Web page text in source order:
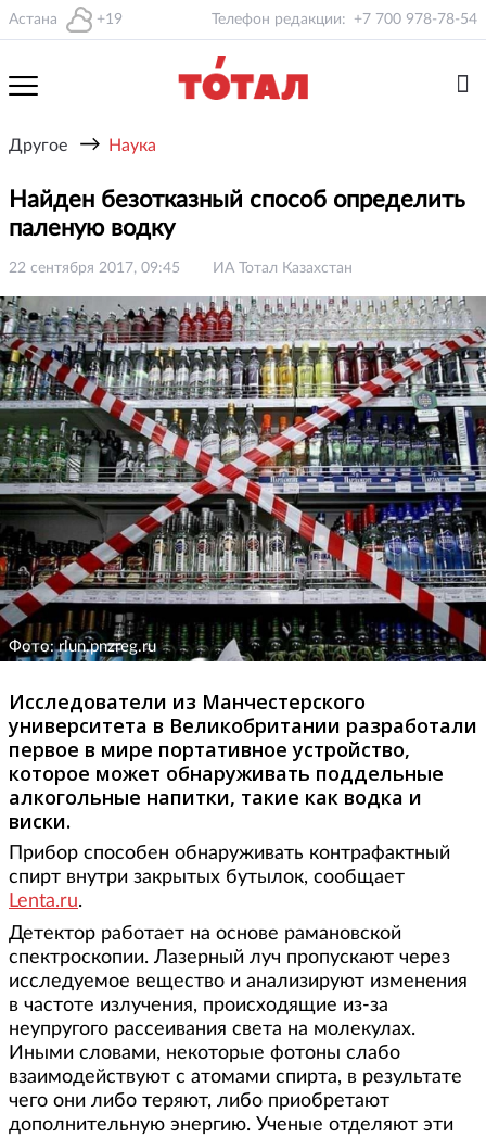
Астана +19 Телефон редакции: +7 700 978-78-54
Другое → Наука
Найден безотказный способ определить
паленую водку
22 сентября 2017, 09:45 ИА Тотал Казахстан
Фото: rlun.pnzreg.ru
Исследователи из Манчестерского
университета в Великобритании разработали
первое в мире портативное устройство,
которое может обнаруживать поддельные
алкогольные напитки, такие как водка и
виски.
Прибор способен обнаруживать контрафактный
спирт внутри закрытых бутылок, сообщает
Lenta.ru.
Детектор работает на основе рамановской
спектроскопии. Лазерный луч пропускают через
исследуемое вещество и анализируют изменения
в частоте излучения, происходящие из-за
неупругого рассеивания света на молекулах.
Иными словами, некоторые фотоны слабо
взаимодействуют с атомами спирта, в результате
чего они либо теряют, либо приобретают
дополнительную энергию. Ученые отделяют эти